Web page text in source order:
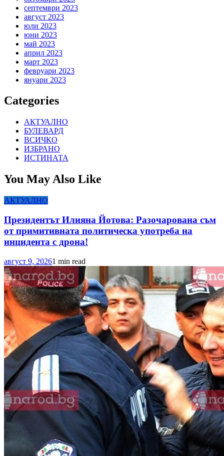
септември 2023
август 2023
юли 2023
юни 2023
май 2023
април 2023
март 2023
февруари 2023
януари 2023
Categories
АКТУАЛНО
БУЛЕВАРД
ВСИЧКО
ИЗБРАНО
ИСТИНАТА
You May Also Like
АКТУАЛНО
Президентът Илияна Йотова: Разочарована съм
от примитивната политическа употреба на
инцидента с дрона!
август 9, 20261 min read